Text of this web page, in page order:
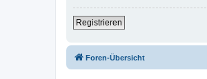
Registrieren
Foren-Übersicht